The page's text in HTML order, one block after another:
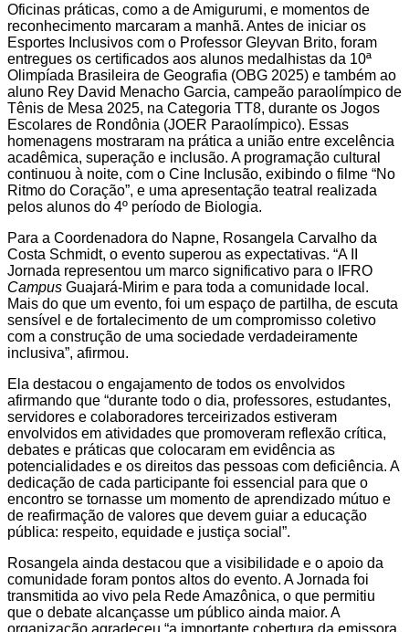
Oficinas práticas, como a de Amigurumi, e momentos de
reconhecimento marcaram a manhã. Antes de iniciar os
Esportes Inclusivos com o Professor Gleyvan Brito, foram
entregues os certificados aos alunos medalhistas da 10ª
Olimpíada Brasileira de Geografia (OBG 2025) e também ao
aluno Rey David Menacho Garcia, campeão paraolímpico de
Tênis de Mesa 2025, na Categoria TT8, durante os Jogos
Escolares de Rondônia (JOER Paraolímpico). Essas
homenagens mostraram na prática a união entre excelência
acadêmica, superação e inclusão. A programação cultural
continuou à noite, com o Cine Inclusão, exibindo o filme “No
Ritmo do Coração”, e uma apresentação teatral realizada
pelos alunos do 4º período de Biologia.
Para a Coordenadora do Napne, Rosangela Carvalho da
Costa Schmidt, o evento superou as expectativas. “A II
Jornada representou um marco significativo para o IFRO
Campus Guajará-Mirim e para toda a comunidade local.
Mais do que um evento, foi um espaço de partilha, de escuta
sensível e de fortalecimento de um compromisso coletivo
com a construção de uma sociedade verdadeiramente
inclusiva”, afirmou.
Ela destacou o engajamento de todos os envolvidos
afirmando que “durante todo o dia, professores, estudantes,
servidores e colaboradores terceirizados estiveram
envolvidos em atividades que promoveram reflexão crítica,
debates e práticas que colocaram em evidência as
potencialidades e os direitos das pessoas com deficiência. A
dedicação de cada participante foi essencial para que o
encontro se tornasse um momento de aprendizado mútuo e
de reafirmação de valores que devem guiar a educação
pública: respeito, equidade e justiça social”.
Rosangela ainda destacou que a visibilidade e o apoio da
comunidade foram pontos altos do evento. A Jornada foi
transmitida ao vivo pela Rede Amazônica, o que permitiu
que o debate alcançasse um público ainda maior. A
organização agradeceu “a importante cobertura da emissora